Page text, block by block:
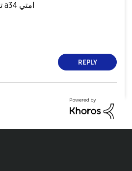
تحديث اندريود ١٥ لهاتف a34 امتي
REPLY